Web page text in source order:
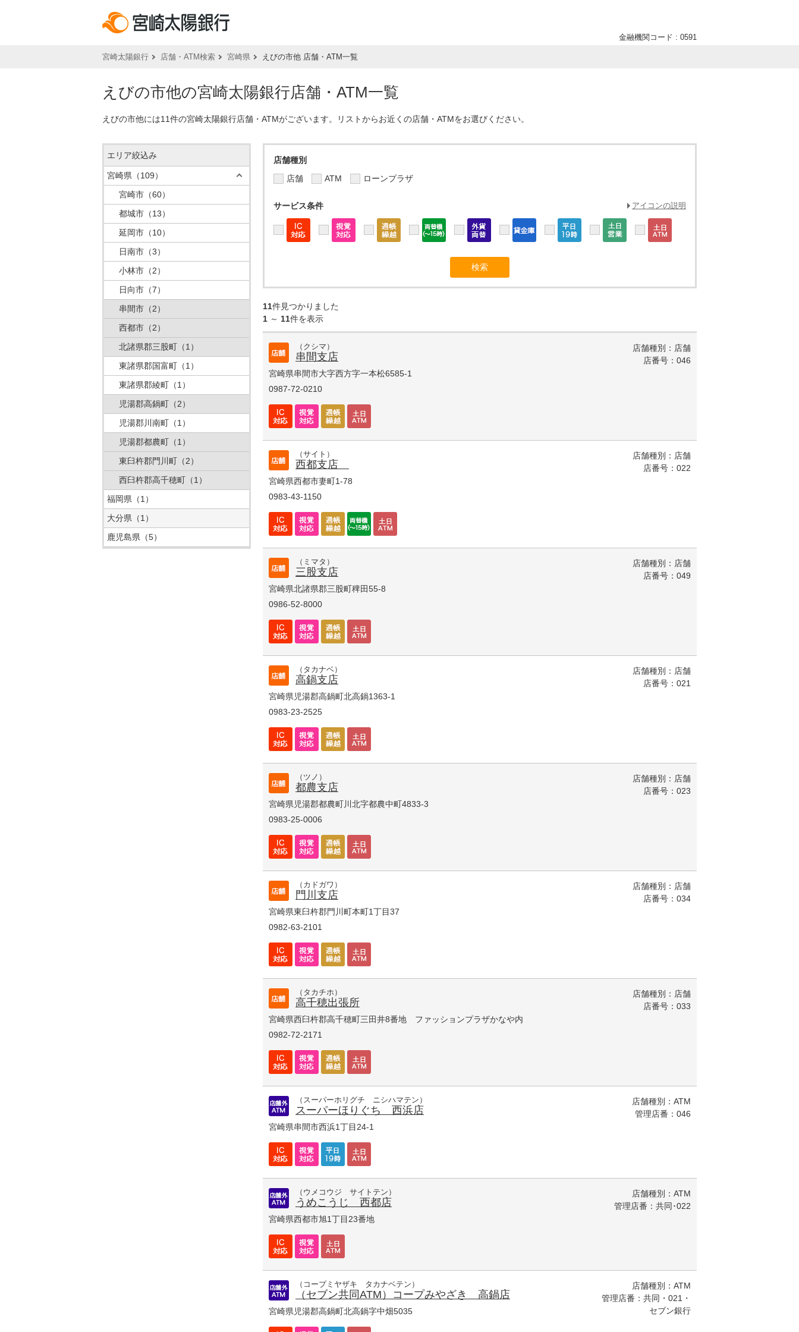
金融機関コード : 0591
宮崎太陽銀行 店舗・ATM検索 宮崎県 えびの市他 店舗・ATM一覧
えびの市他の宮崎太陽銀行店舗・ATM一覧
えびの市他には11件の宮崎太陽銀行店舗・ATMがございます。リストからお近くの店舗・ATMをお選びください。
店舗種別
店舗
ATM ローンプラザ
サービス条件 アイコンの説明
11件見つかりました
1 ～ 11件を表示
（クシマ）
串間支店
宮崎県串間市大字西方字一本松6585-1
0987-72-0210
店舗種別：店舗
店番号：046
（サイト）
西都支店
宮崎県西都市妻町1-78
0983-43-1150
店舗種別：店舗
店番号：022
（ミマタ）
三股支店
宮崎県北諸県郡三股町稗田55-8
0986-52-8000
店舗種別：店舗
店番号：049
（タカナベ）
高鍋支店
宮崎県児湯郡高鍋町北高鍋1363-1
0983-23-2525
店舗種別：店舗
店番号：021
（ツノ）
都農支店
宮崎県児湯郡都農町川北字都農中町4833-3
0983-25-0006
店舗種別：店舗
店番号：023
（カドガワ）
門川支店
宮崎県東臼杵郡門川町本町1丁目37
0982-63-2101
店舗種別：店舗
店番号：034
（タカチホ）
高千穂出張所
宮崎県西臼杵郡高千穂町三田井8番地 ファッションプラザかなや内
0982-72-2171
店舗種別：店舗
店番号：033
（スーパーホリグチ ニシハマテン）
スーパーほりぐち 西浜店
宮崎県串間市西浜1丁目24-1
店舗種別：ATM
管理店番：046
（ウメコウジ サイトテン）
うめこうじ 西都店
宮崎県西都市旭1丁目23番地
店舗種別：ATM
管理店番：共同･022
（コープミヤザキ タカナベテン）
（セブン共同ATM）コープみやざき 高鍋店
宮崎県児湯郡高鍋町北高鍋字中畑5035
店舗種別：ATM
管理店番：共同・021・
セブン銀行
エリア絞込み
宮崎県 （109）
宮崎市 （60）
都城市 （13）
延岡市 （10）
日南市 （3）
小林市 （2）
日向市 （7）
串間市 （2）
西都市 （2）
北諸県郡三股町 （1）
東諸県郡国富町 （1）
東諸県郡綾町 （1）
児湯郡高鍋町 （2）
児湯郡川南町 （1）
児湯郡都農町 （1）
東臼杵郡門川町 （2）
西臼杵郡高千穂町 （1）
福岡県 （1）
大分県 （1）
鹿児島県 （5）